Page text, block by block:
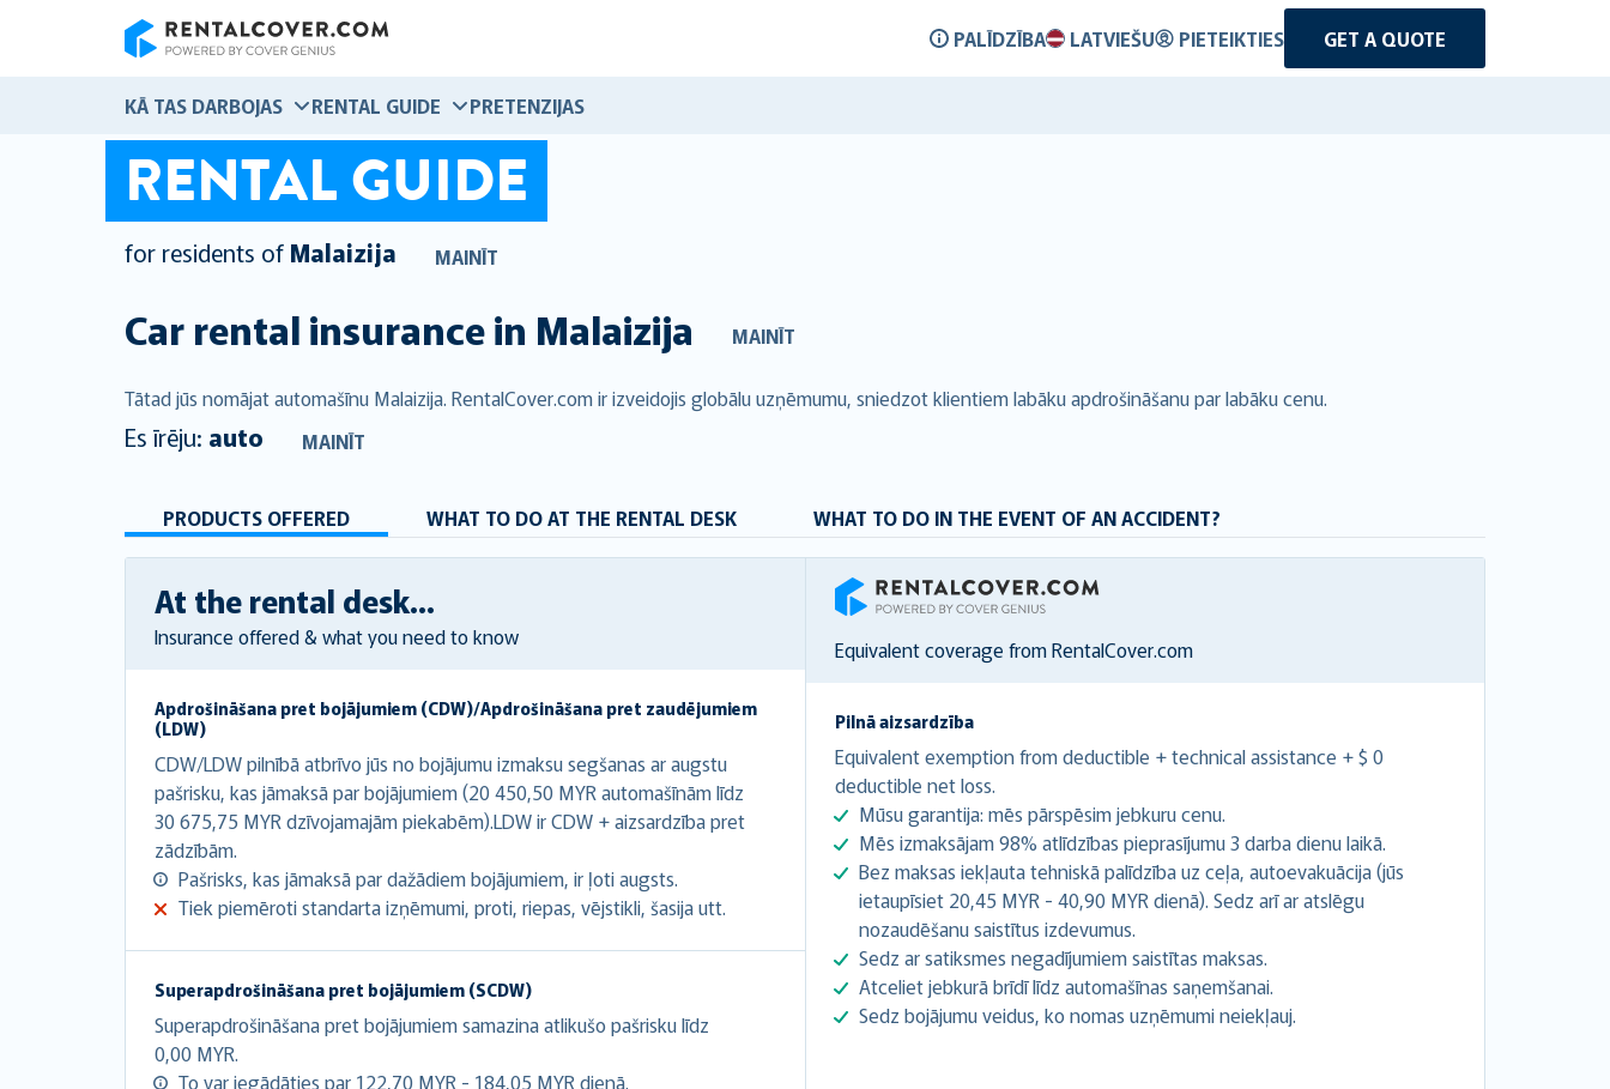
PALĪDZĪBA LATVIEŠU PIETEIKTIES GET A QUOTE
KĀ TAS DARBOJAS RENTAL GUIDE PRETENZIJAS
RENTAL GUIDE
for residents of Malaizija MAINĪT
Car rental insurance in Malaizija MAINĪT
Tātad jūs nomājat automašīnu Malaizija. RentalCover.com ir izveidojis globālu uzņēmumu, sniedzot klientiem labāku apdrošināšanu par labāku cenu.
Es īrēju: auto MAINĪT
PRODUCTS OFFERED WHAT TO DO AT THE RENTAL DESK WHAT TO DO IN THE EVENT OF AN ACCIDENT?
At the rental desk...
Insurance offered & what you need to know
Apdrošināšana pret bojājumiem (CDW)/Apdrošināšana pret zaudējumiem
(LDW)
CDW/LDW pilnībā atbrīvo jūs no bojājumu izmaksu segšanas ar augstu
pašrisku, kas jāmaksā par bojājumiem (20 450,50 MYR automašīnām līdz
30 675,75 MYR dzīvojamajām piekabēm).LDW ir CDW + aizsardzība pret
zādzībām.
Pašrisks, kas jāmaksā par dažādiem bojājumiem, ir ļoti augsts.
Tiek piemēroti standarta izņēmumi, proti, riepas, vējstikli, šasija utt.
Superapdrošināšana pret bojājumiem (SCDW)
Superapdrošināšana pret bojājumiem samazina atlikušo pašrisku līdz
0,00 MYR.
To var iegādāties par 122,70 MYR - 184,05 MYR dienā.
RentalCover
Equivalent coverage from RentalCover.com
Pilnā aizsardzība
Equivalent exemption from deductible + technical assistance + $ 0
deductible net loss.
Mūsu garantija: mēs pārspēsim jebkuru cenu.
Mēs izmaksājam 98% atlīdzības pieprasījumu 3 darba dienu laikā.
Bez maksas iekļauta tehniskā palīdzība uz ceļa, autoevakuācija (jūs
ietaupīsiet 20,45 MYR - 40,90 MYR dienā). Sedz arī ar atslēgu
nozaudēšanu saistītus izdevumus.
Sedz ar satiksmes negadījumiem saistītas maksas.
Atceliet jebkurā brīdī līdz automašīnas saņemšanai.
Sedz bojājumu veidus, ko nomas uzņēmumi neiekļauj.